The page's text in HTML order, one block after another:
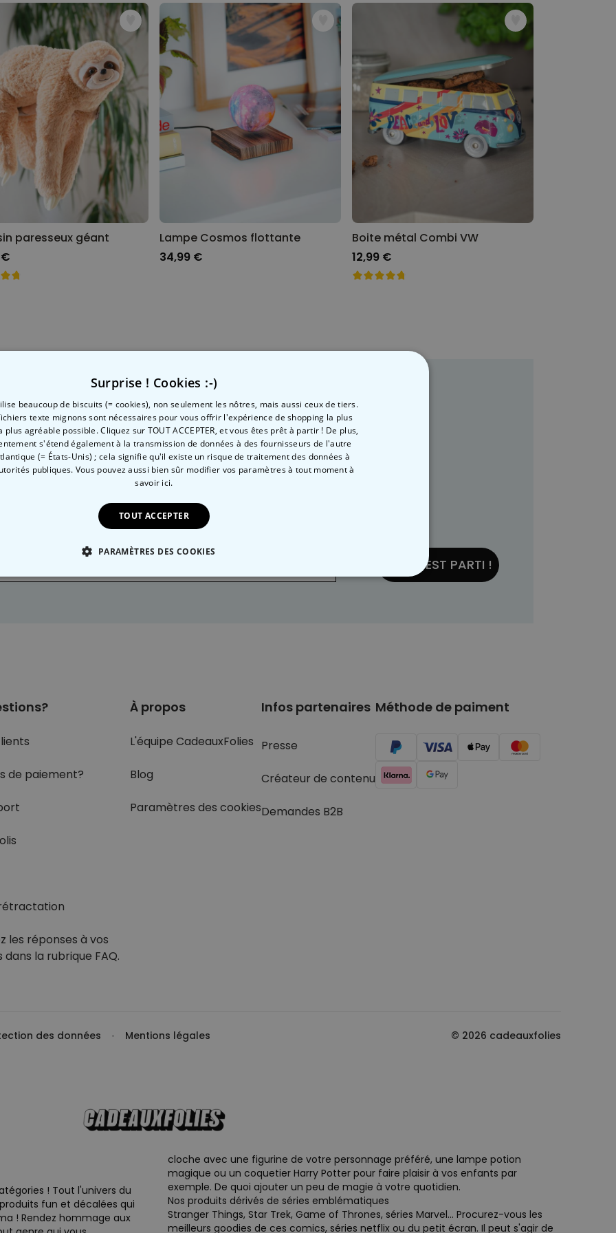
Peignoir personnalisé avec
texte et couronne de laurier
plus de 0
exemplaires
vendus
39,99 €
Personnalisable
Porte-clés mural personnalisé
avec photo et texte
plus de 3.000
exemplaires
vendus
24,99 €
Personnalisable
Coffret cadeau coquetiers et
tasse à espresso lot de 2
47,57 €
paresseux géant
Lampe Cosmos flottante
34,99 €
Boite métal Combi VW
12,99 €
des infos sur nos
cadeaux génialeset
à notreNEWSLETTER
... ET C'EST PARTI !
de paiement?
les réponses à vos
dans la rubrique FAQ.
À propos
L'équipe CadeauxFolies
Blog
Paramètres des cookies
Infos partenaires
Presse
Créateur de contenu
Demandes B2B
Méthode de paiment
des données Mentions légales © 2026 cadeauxfolies
! Tout l'univers du
fun et décalées qui
! Rendez hommage aux
cloche avec une figurine de votre personnage préféré, une lampe potion
magique ou un coquetier Harry Potter pour faire plaisir à vos enfants par
exemple. De quoi ajouter un peu de magie à votre quotidien.
Nos produits dérivés de séries emblématiques
Stranger Things, Star Trek, Game of Thrones, séries Marvel... Procurez-vous les
meilleurs goodies de ces comics, séries netflix ou du petit écran. Il peut s'agir de
Surprise ! Cookies :-)
beaucoup de biscuits (= cookies), non seulement les nôtres, mais aussi ceux de tiers.
texte mignons sont nécessaires pour vous offrir l'expérience de shopping la plus
plus agréable possible. Cliquez sur TOUT ACCEPTER, et vous êtes prêt à partir ! De plus,
s'étend également à la transmission de données à des fournisseurs de l'autre
(= États-Unis) ; cela signifie qu'il existe un risque de traitement des données à
publiques. Vous pouvez aussi bien sûr modifier vos paramètres à tout moment à
savoir ici.
TOUT ACCEPTER
PARAMÈTRES DES COOKIES
PERFORMANCE COMMERCIALISATION NON CLASSÉ